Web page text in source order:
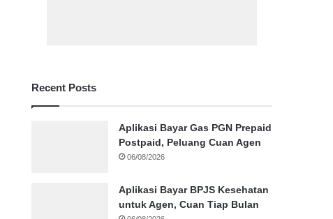
Recent Posts
Aplikasi Bayar Gas PGN Prepaid
Postpaid, Peluang Cuan Agen
06/08/2026
Aplikasi Bayar BPJS Kesehatan
untuk Agen, Cuan Tiap Bulan